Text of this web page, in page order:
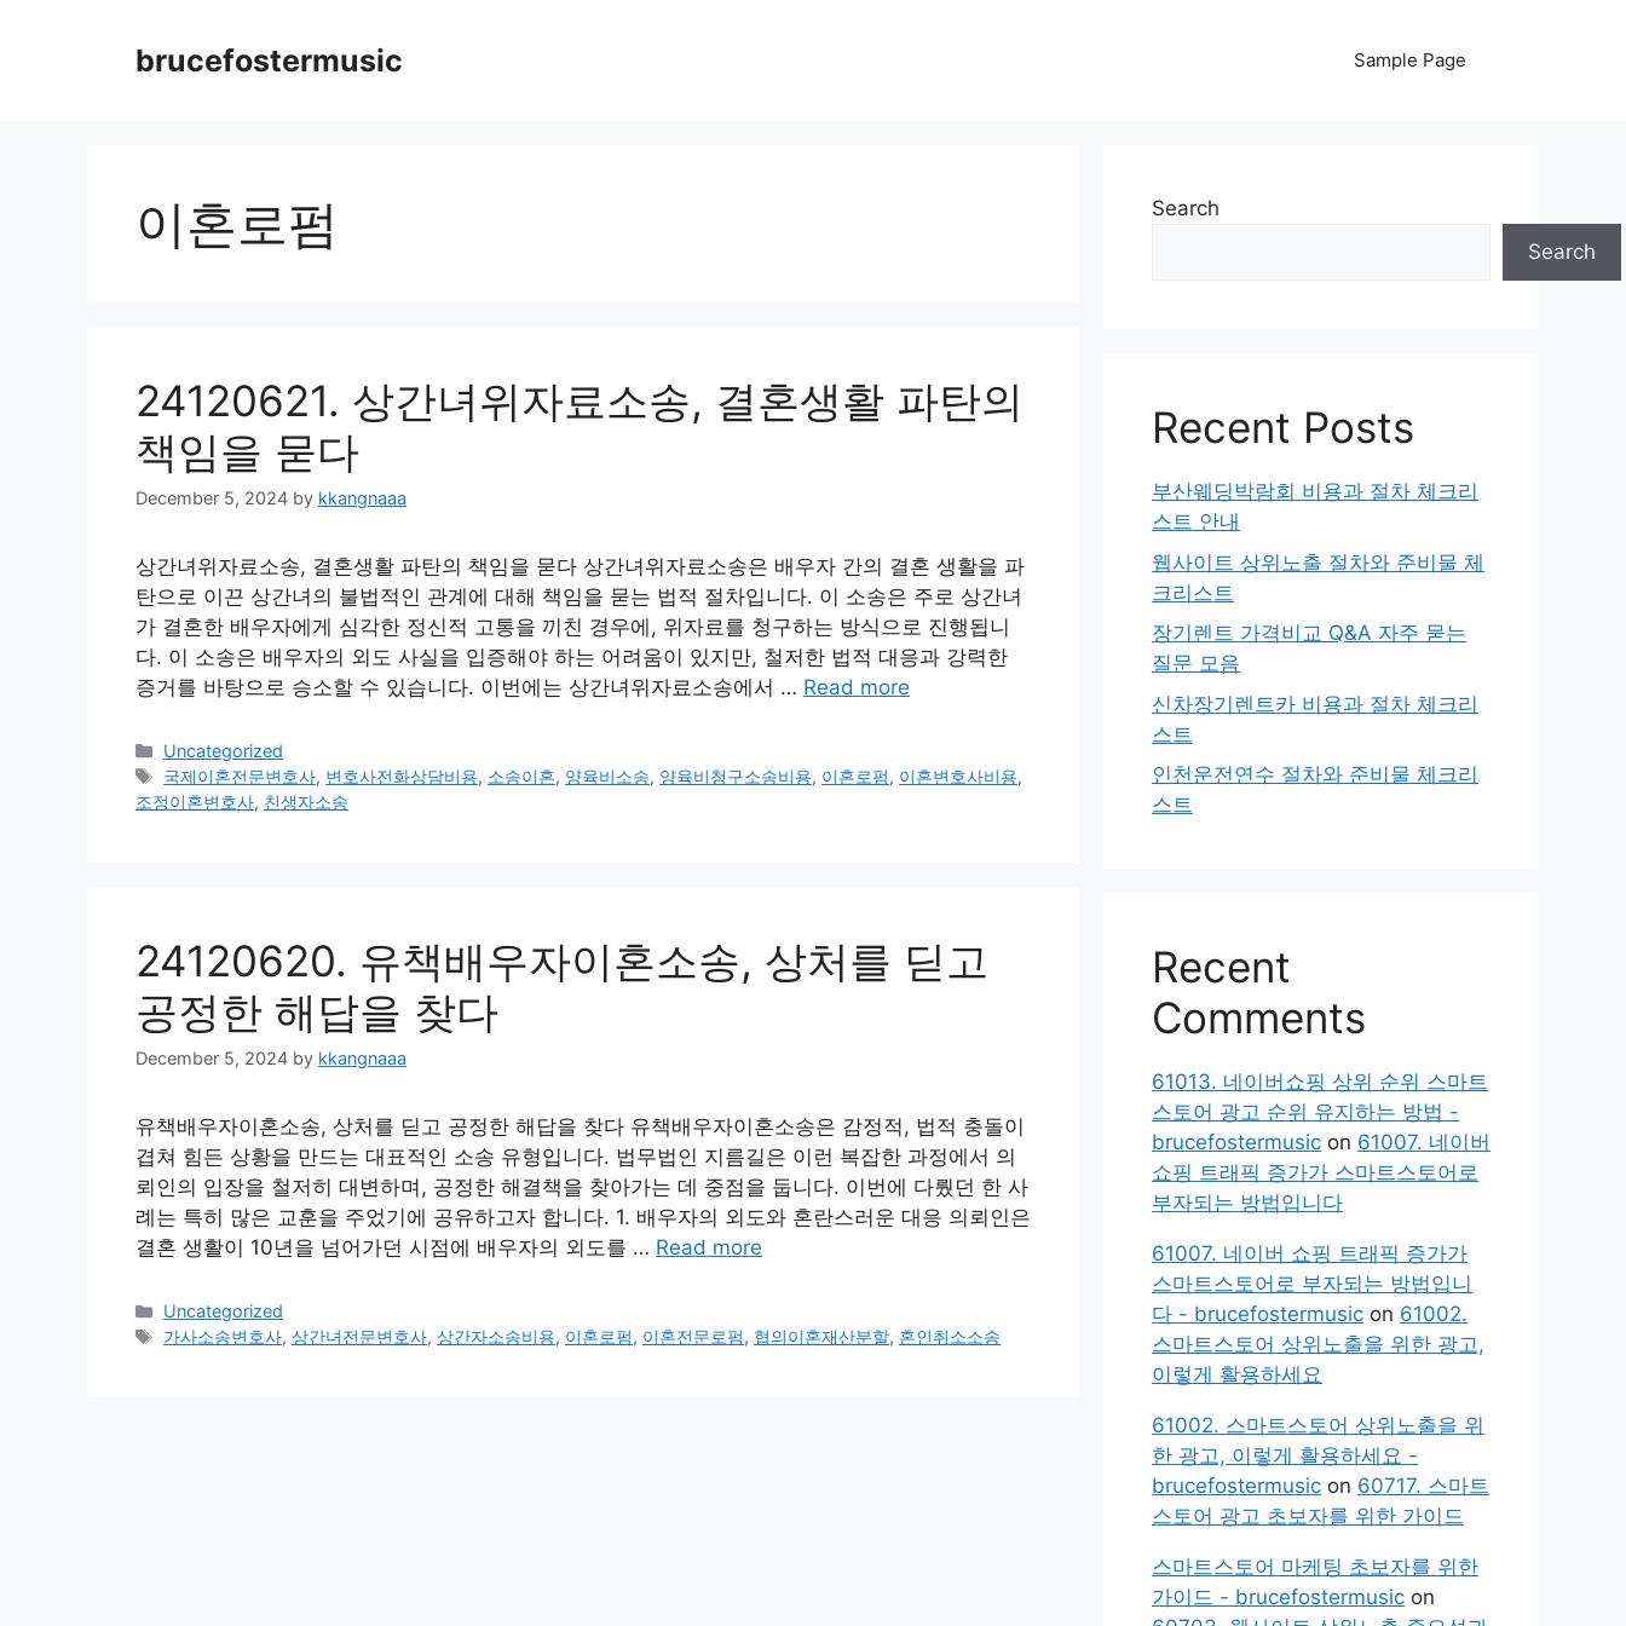
brucefostermusic Sample Page
이혼로펌
24120621. 상간녀위자료소송, 결혼생활 파탄의
책임을 묻다
December 5, 2024 by kkangnaaa
상간녀위자료소송, 결혼생활 파탄의 책임을 묻다 상간녀위자료소송은 배우자 간의 결혼 생활을 파
탄으로 이끈 상간녀의 불법적인 관계에 대해 책임을 묻는 법적 절차입니다. 이 소송은 주로 상간녀
가 결혼한 배우자에게 심각한 정신적 고통을 끼친 경우에, 위자료를 청구하는 방식으로 진행됩니
다. 이 소송은 배우자의 외도 사실을 입증해야 하는 어려움이 있지만, 철저한 법적 대응과 강력한
증거를 바탕으로 승소할 수 있습니다. 이번에는 상간녀위자료소송에서 … Read more
Categories
Uncategorized
Tags
국제이혼전문변호사, 변호사전화상담비용, 소송이혼, 양육비소송, 양육비청구소송비용, 이혼로펌, 이혼변호사비용,
조정이혼변호사, 친생자소송
24120620. 유책배우자이혼소송, 상처를 딛고
공정한 해답을 찾다
December 5, 2024 by kkangnaaa
유책배우자이혼소송, 상처를 딛고 공정한 해답을 찾다 유책배우자이혼소송은 감정적, 법적 충돌이
겹쳐 힘든 상황을 만드는 대표적인 소송 유형입니다. 법무법인 지름길은 이런 복잡한 과정에서 의
뢰인의 입장을 철저히 대변하며, 공정한 해결책을 찾아가는 데 중점을 둡니다. 이번에 다뤘던 한 사
례는 특히 많은 교훈을 주었기에 공유하고자 합니다. 1. 배우자의 외도와 혼란스러운 대응 의뢰인은
결혼 생활이 10년을 넘어가던 시점에 배우자의 외도를 … Read more
Categories
Uncategorized
Tags
가사소송변호사,상간녀전문변호사,상간자소송비용, 이혼로펌, 이혼전문로펌, 협의이혼재산분할, 혼인취소소송
Search
Search
Recent Posts
부산웨딩박람회 비용과 절차 체크리
스트 안내
웹사이트 상위노출 절차와 준비물 체
크리스트
장기렌트 가격비교 Q&A 자주 묻는
질문 모음
신차장기렌트카 비용과 절차 체크리
스트
인천운전연수 절차와 준비물 체크리
스트
Recent
Comments
61013. 네이버쇼핑 상위 순위 스마트
스토어 광고 순위 유지하는 방법 -
brucefostermusic on 61007. 네이버
쇼핑 트래픽 증가가 스마트스토어로
부자되는 방법입니다
61007. 네이버 쇼핑 트래픽 증가가
스마트스토어로 부자되는 방법입니
다 - brucefostermusic on 61002.
스마트스토어 상위노출을 위한 광고,
이렇게 활용하세요
61002. 스마트스토어 상위노출을 위
한 광고, 이렇게 활용하세요 -
brucefostermusic on 60717. 스마트
스토어 광고 초보자를 위한 가이드
스마트스토어 마케팅 초보자를 위한
가이드 - brucefostermusic on